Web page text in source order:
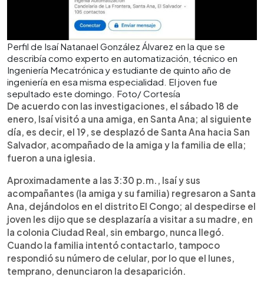
Perfil de Isaí Natanael González Álvarez en la que se
describía como experto en automatización, técnico en
Ingeniería Mecatrónica y estudiante de quinto año de
ingeniería en esa misma especialidad. El joven fue
sepultado este domingo. Foto/ Cortesía
De acuerdo con las investigaciones, el sábado 18 de
enero, Isaí visitó a una amiga, en Santa Ana; al siguiente
día, es decir, el 19, se desplazó de Santa Ana hacia San
Salvador, acompañado de la amiga y la familia de ella;
fueron a una iglesia.
Aproximadamente a las 3:30 p.m., Isaí y sus
acompañantes (la amiga y su familia) regresaron a Santa
Ana, dejándolos en el distrito El Congo; al despedirse el
joven les dijo que se desplazaría a visitar a su madre, en
la colonia Ciudad Real, sin embargo, nunca llegó.
Cuando la familia intentó contactarlo, tampoco
respondió su número de celular, por lo que el lunes,
temprano, denunciaron la desaparición.